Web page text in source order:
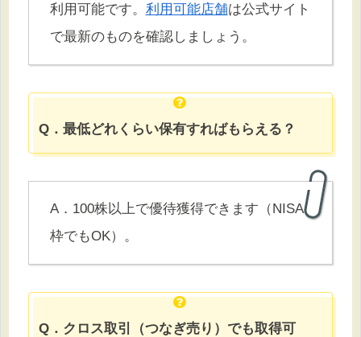
利用可能です。 利用可能店舗は公式サイト
で最新のものを確認しましょう。
Q．最低どれくらい保有すればもらえる？
A．100株以上で優待獲得できます（NISA
枠でもOK）。
Q．クロス取引（つなぎ売り）でも取得可